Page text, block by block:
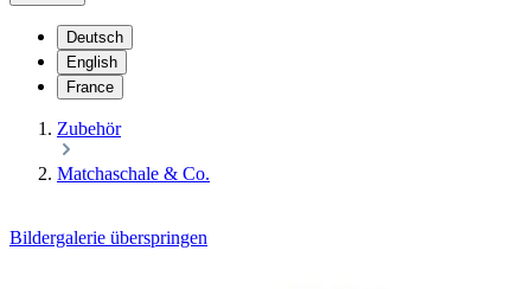
Deutsch
English
France
Zubehör
Matchaschale & Co.
Bildergalerie überspringen